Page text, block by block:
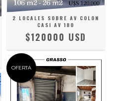
2 LOCALES SOBRE AV COLON
CASI AV 180
$120000 USD
OFERTA